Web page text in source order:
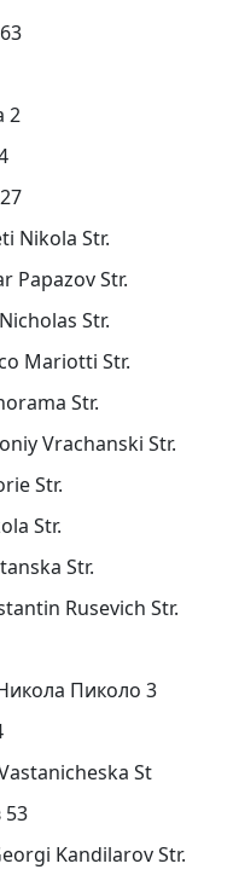
2
Nikola Str.
Papazov Str.
Str.
Mariotti Str.
Str.
Vrachanski Str.
Str.
Str.
Str.
Rusevich Str.
Пиколо 3
St
53
Kandilarov Str.